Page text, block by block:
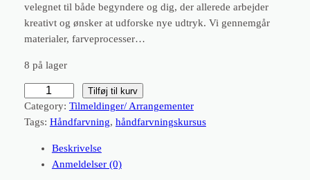
velegnet til både begyndere og dig, der allerede arbejder
kreativt og ønsker at udforske nye udtryk. Vi gennemgår
materialer, farveprocesser…
8 på lager
å
n
Tilføj til kurv
Category: Tilmeldinger/ Arrangementer
Tags: Håndfarvning, håndfarvningskursus
Beskrivelse
Anmeldelser (0)